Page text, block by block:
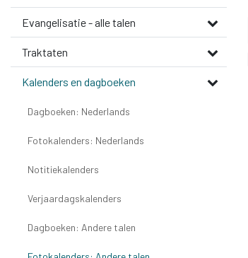
Evangelisatie - alle talen
Traktaten
Kalenders en dagboeken
Dagboeken: Nederlands
Fotokalenders: Nederlands
Notitiekalenders
Verjaardagskalenders
Dagboeken: Andere talen